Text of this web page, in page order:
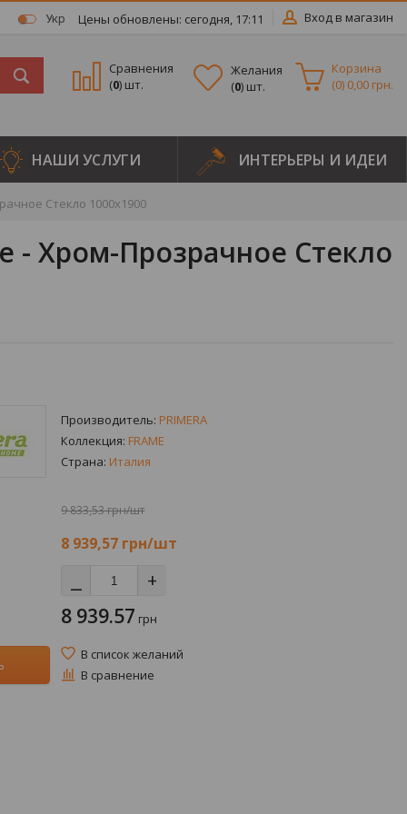
Цены обновлены: сегодня, 17:11 Вход в магазин
Укр
Сравнения
(0) шт.
Желания
(0) шт.
Корзина
(0) 0,00 грн.
НАШИ УСЛУГИ ИНТЕРЬЕРЫ И ИДЕИ
Стекло 1000х1900
- Хром-Прозрачное Стекло
Производитель: PRIMERA
Коллекция: FRAME
Страна: Италия
9 833,53 грн/шт
8 939,57 грн/шт
+
8 939.57 грн
В список желаний
В сравнение